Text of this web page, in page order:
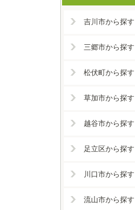
吉川市から探す
三郷市から探す
松伏町から探す
草加市から探す
越谷市から探す
足立区から探す
川口市から探す
流山市から探す